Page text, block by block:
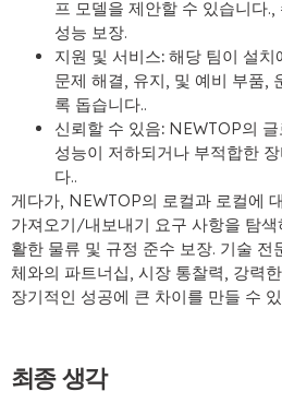
프 모델을 제안할 수 있습니다
성능 보장.
지원 및 서비스: 해당 팀이 설치
문제 해결, 유지, 및 예비 부품,
록 돕습니다..
신뢰할 수 있음: NEWTOP의 글
성능이 저하되거나 부적합한
다..
게다가, NEWTOP의 로컬과 로컬에
가져오기/내보내기 요구 사항을 탐색
활한 물류 및 규정 준수 보장. 기술 전
체와의 파트너십, 시장 통찰력, 강력
장기적인 성공에 큰 차이를 만들 수
최종 생각